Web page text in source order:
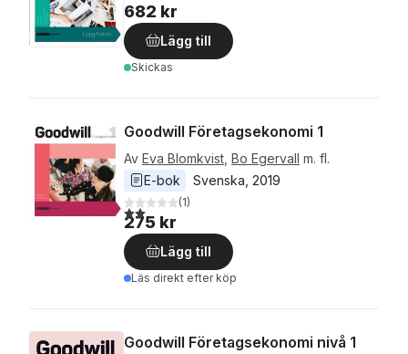
682 kr
Lägg till
Skickas
Goodwill Företagsekonomi 1
Av Eva Blomkvist Bo Egervall m. fl.
E-bok
Svenska 2019
2,0utav 5 stjärnor. Totalt antal röster:
(1)
275 kr
Lägg till
Läs direkt efter köp
Goodwill Företagsekonomi nivå 1